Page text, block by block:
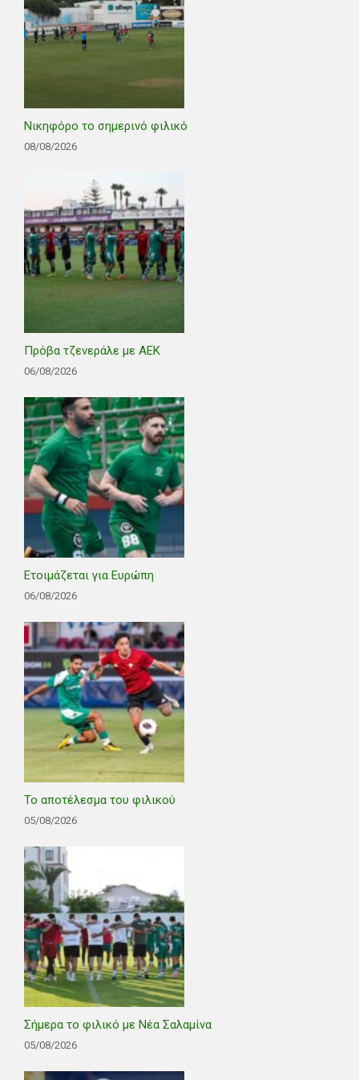
Νικηφόρο το σημερινό φιλικό
08/08/2026
Πρόβα τζενεράλε με ΑΕΚ
06/08/2026
Ετοιμάζεται για Ευρώπη
06/08/2026
Το αποτέλεσμα του φιλικού
05/08/2026
Σήμερα το φιλικό με Νέα Σαλαμίνα
05/08/2026